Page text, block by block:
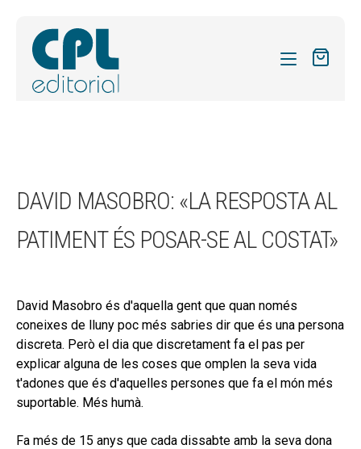
el
FORMES
SOBRE NOSALTRES
BLOG
el
CONTACTE
EL MEU COMPTE
CERCAR
CAT
DAVID MASOBRO: «LA RESPOSTA AL
PATIMENT ÉS POSAR-SE AL COSTAT»
David Masobro és d'aquella gent que quan només
coneixes de lluny poc més sabries dir que és una persona
discreta. Però el dia que discretament fa el pas per
explicar alguna de les coses que omplen la seva vida
t'adones que és d'aquelles persones que fa el món més
suportable. Més humà.
Fa més de 15 anys que cada dissabte amb la seva dona